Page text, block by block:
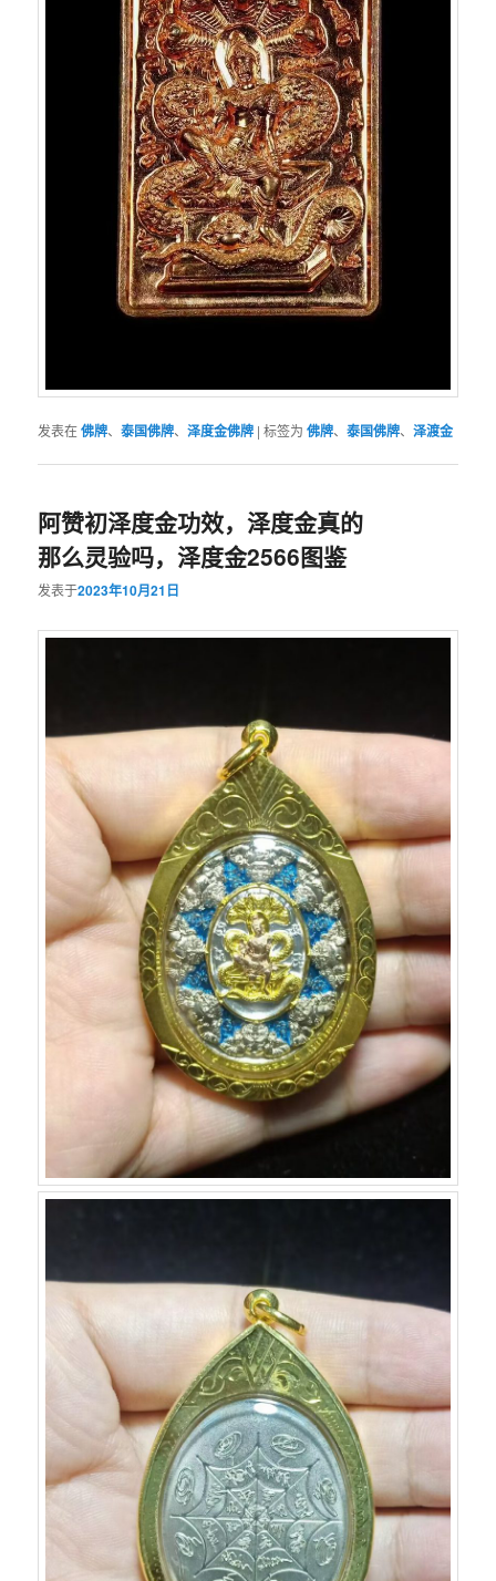
发表在佛牌、泰国佛牌、泽度金佛牌 |标签为 佛牌、泰国佛牌、泽渡金
阿赞初泽度金功效，泽度金真的
那么灵验吗，泽度金2566图鉴
发表于2023年10月21日